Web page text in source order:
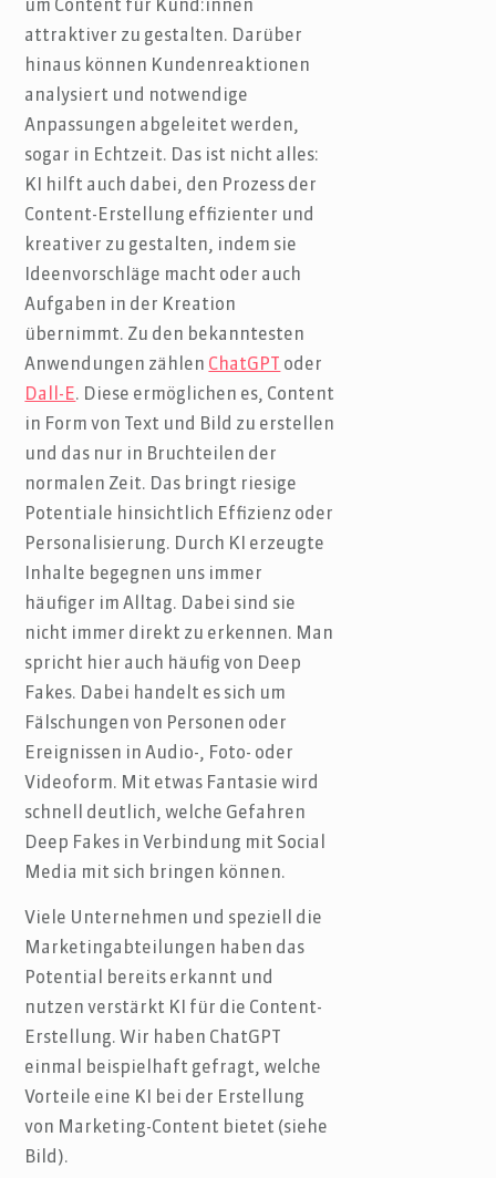
um Content für Kund:innen
attraktiver zu gestalten. Darüber
hinaus können Kundenreaktionen
analysiert und notwendige
Anpassungen abgeleitet werden,
sogar in Echtzeit. Das ist nicht alles:
KI hilft auch dabei, den Prozess der
Content-Erstellung effizienter und
kreativer zu gestalten, indem sie
Ideenvorschläge macht oder auch
Aufgaben in der Kreation
übernimmt. Zu den bekanntesten
Anwendungen zählen ChatGPT
oder
Dall-E. Diese ermöglichen es, Content
in Form von Text und Bild zu erstellen
und das nur in Bruchteilen der
normalen Zeit. Das bringt riesige
Potentiale hinsichtlich Effizienz oder
Personalisierung. Durch KI erzeugte
Inhalte begegnen uns immer
häufiger im Alltag. Dabei sind sie
nicht immer direkt zu erkennen. Man
spricht hier auch häufig von Deep
Fakes. Dabei handelt es sich um
Fälschungen von Personen oder
Ereignissen in Audio-, Foto- oder
Videoform. Mit etwas Fantasie wird
schnell deutlich, welche Gefahren
Deep Fakes in Verbindung mit Social
Media mit sich bringen können.
Viele Unternehmen und speziell die
Marketingabteilungen haben das
Potential bereits erkannt und
nutzen verstärkt KI für die Content-
Erstellung. Wir haben ChatGPT
einmal beispielhaft gefragt, welche
Vorteile eine KI bei der Erstellung
von Marketing-Content bietet (siehe
Bild).